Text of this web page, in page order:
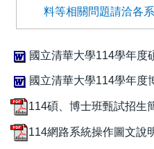
料等相關問題請洽各系
國立清華大學114學年度
國立清華大學114學年度
114碩、博士班甄試招生
114網路系統操作圖文說